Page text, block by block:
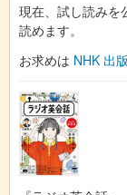
現在、試し読みを
読めます。
お求めは NHK 出版